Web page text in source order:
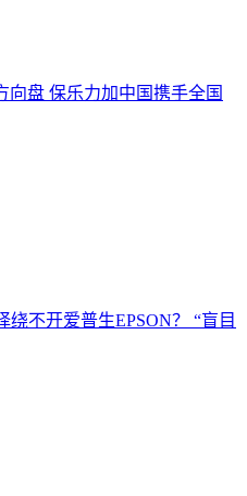
向盘 保乐力加中国携手全国
不开爱普生EPSON？ “盲目